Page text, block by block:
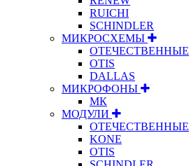
RUICHI
SCHINDLER
МИКРОСХЕМЫ
ОТЕЧЕСТВЕННЫЕ
OTIS
DALLAS
МИКРОФОНЫ
МК
МОДУЛИ
ОТЕЧЕСТВЕННЫЕ
KONE
OTIS